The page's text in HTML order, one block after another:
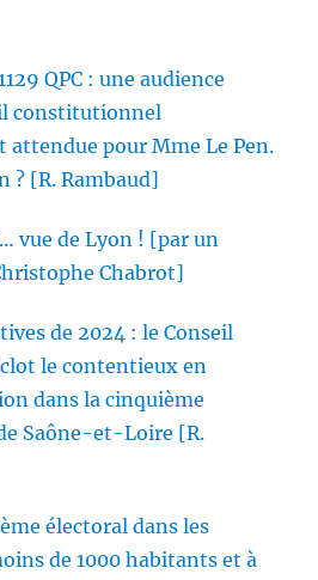
QPC : une audience
constitutionnel
pour Mme Le Pen.
? [R. Rambaud]
vue de Lyon ! [par un
Chabrot]
de 2024 : le Conseil
le contentieux en
dans la cinquième
Saône-et-Loire [R.
électoral dans les
de 1000 habitants et à